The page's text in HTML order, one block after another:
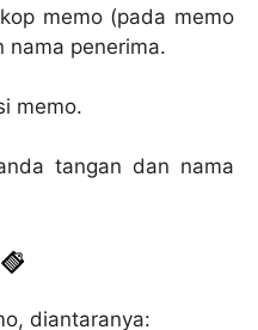
memo (pada memo
nama penerima.
memo.
tangan dan nama
diantaranya: